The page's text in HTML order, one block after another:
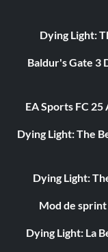
Dying Light:
Baldur's Gate 3
EA Sports FC
Dying Light: The
Dying Light:
Mod de
Dying Light: La